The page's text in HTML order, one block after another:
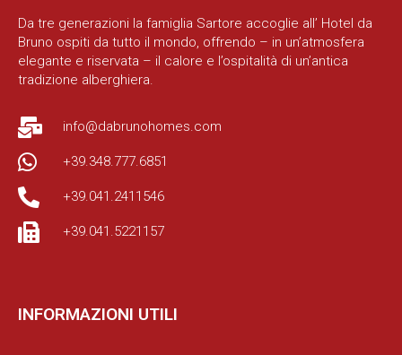
Da tre generazioni la famiglia Sartore accoglie all’ Hotel da
Bruno ospiti da tutto il mondo, offrendo – in un’atmosfera
elegante e riservata – il calore e l’ospitalità di un’antica
tradizione alberghiera.
info@dabrunohomes.com
+39.348.777.6851
+39.041.2411546
+39.041.5221157
INFORMAZIONI UTILI